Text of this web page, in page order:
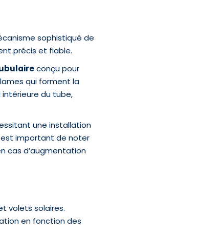
sophistiqué de
précis et fiable.
conçu pour
qui forment la
du tube,
une installation
est important de noter
cas d’augmentation
volets solaires.
en fonction des